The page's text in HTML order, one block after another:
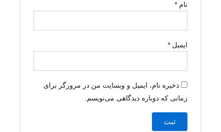
نام *
ایمیل *
ذخیره نام، ایمیل و وبسایت من در مرورگر برای
زمانی که دوباره دیدگاهی می‌نویسم.